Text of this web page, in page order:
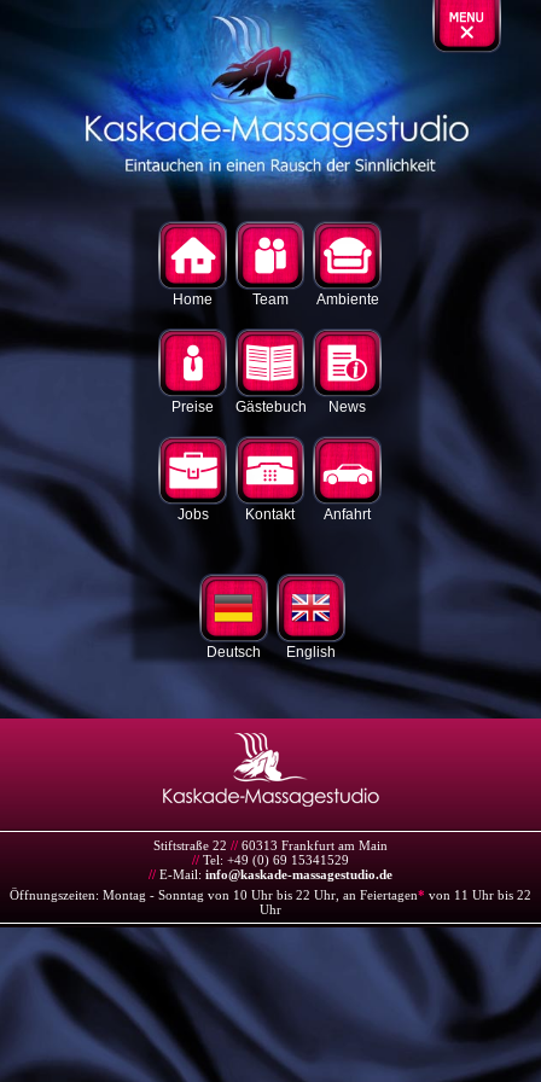
Home Team Ambiente
Preise Gästebuch News
Jobs Kontakt Anfahrt
Deutsch English
Stiftstraße 22 // 60313 Frankfurt am Main
// Tel: +49 (0) 69 15341529
// E-Mail: info@kaskade-massagestudio.de
Öffnungszeiten: Montag - Sonntag von 10 Uhr bis 22 Uhr, an Feiertagen* von 11 Uhr bis 22
Uhr